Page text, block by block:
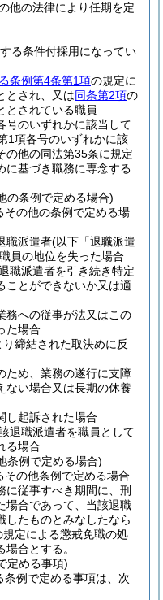
他の法律により任期を定
る条件付採用になってい
条例第4条第1項の規定に
とされ、又は同条第2項の
とされている職員
号のいずれかに該当して
1項各号のいずれかに該
の他の同法第35条に規定
に基づき職務に専念する
の条例で定める場合)
の他の条例で定める場
職派遣者(以下「退職派遣
員の地位を失った場合
職派遣者を引き続き特定
ことができないか又は適
務への従事が法又はこの
た場合
締結された取決めに反
ため、業務の遂行に支障
ない場合又は長期の休養
し起訴された場合
退職派遣者を職員として
る場合
条例で定める場合)
の他条例で定める場合
に従事すべき期間に、刑
場合であって、当該退職
したものとみなしたなら
定による懲戒免職の処
合とする。
定める事項)
例で定める事項は、次